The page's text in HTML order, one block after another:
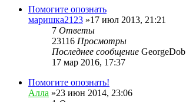
Помогите опознать
маришка2123 »17 июл 2013, 21:21
7 Ответы
23116 Просмотры
Последнее сообщение GeorgeDob
17 мар 2016, 17:37
Помогите опознать!
Алла »23 июн 2014, 23:06